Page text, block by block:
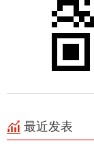
最近发表